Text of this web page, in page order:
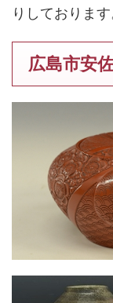
りしております
広島市安